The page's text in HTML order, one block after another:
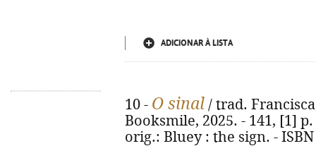
ADICIONAR À LISTA
10 - O sinal / trad.
Booksmile, 2025. - 141, [1]
orig.: Bluey : the sign. - ISBN